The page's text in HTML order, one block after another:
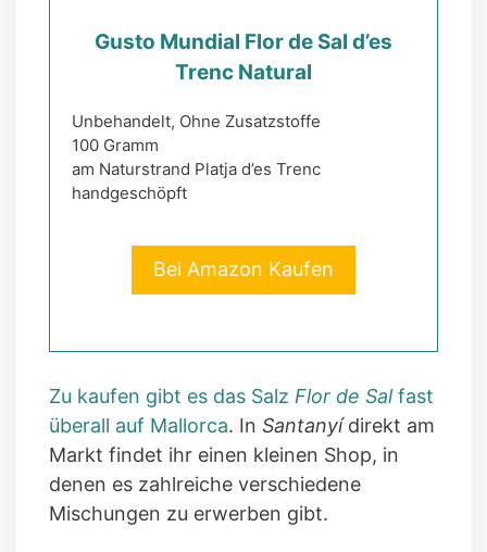
Gusto Mundial Flor de Sal d’es
Trenc Natural
Unbehandelt, Ohne Zusatzstoffe
100 Gramm
am Naturstrand Platja d’es Trenc
handgeschöpft
Bei Amazon Kaufen
Zu kaufen gibt es das Salz Flor de Salfast
überall auf Mallorca. In Santanyídirekt am
Markt findet ihr einen kleinen Shop, in
denen es zahlreiche verschiedene
Mischungen zu erwerben gibt.